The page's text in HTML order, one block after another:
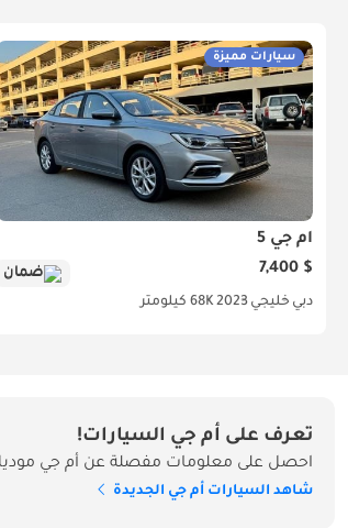
سيارات مميزة
أم جي 5
$ 7,400
ضمان
دبي خليجي 202368K كيلومتر
تعرف على أم جي السيارات!
احصل على معلومات مفصلة عن أم جي
شاهد السيارات أم جي الجديدة